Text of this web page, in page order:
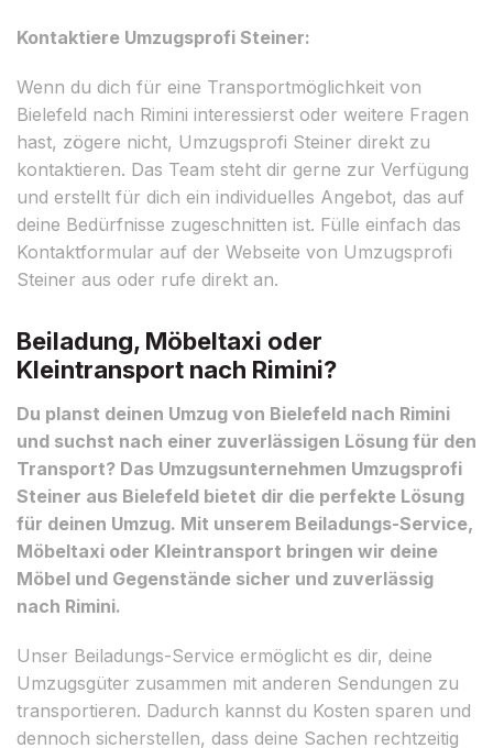
Kontaktiere Umzugsprofi Steiner:
Wenn du dich für eine Transportmöglichkeit von
Bielefeld nach Rimini interessierst oder weitere Fragen
hast, zögere nicht, Umzugsprofi Steiner direkt zu
kontaktieren. Das Team steht dir gerne zur Verfügung
und erstellt für dich ein individuelles Angebot, das auf
deine Bedürfnisse zugeschnitten ist. Fülle einfach das
Kontaktformular auf der Webseite von Umzugsprofi
Steiner aus oder rufe direkt an.
Beiladung, Möbeltaxi oder
Kleintransport nach Rimini?
Du planst deinen Umzug von Bielefeld nach Rimini
und suchst nach einer zuverlässigen Lösung für den
Transport? Das Umzugsunternehmen Umzugsprofi
Steiner aus Bielefeld bietet dir die perfekte Lösung
für deinen Umzug. Mit unserem Beiladungs-Service,
Möbeltaxi oder Kleintransport bringen wir deine
Möbel und Gegenstände sicher und zuverlässig
nach Rimini.
Unser Beiladungs-Service ermöglicht es dir, deine
Umzugsgüter zusammen mit anderen Sendungen zu
transportieren. Dadurch kannst du Kosten sparen und
dennoch sicherstellen, dass deine Sachen rechtzeitig